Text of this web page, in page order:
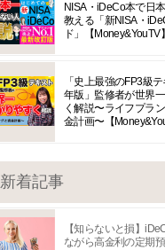
NISA・iDeCo本で日
教える「新NISA・
ド」【Money&YouTV】
「史上最強のFP3級
年版」監修者が世界
く解説〜ライフプラ
金計画〜【
新着記事
【知らないと損】
ながら高金利の定期